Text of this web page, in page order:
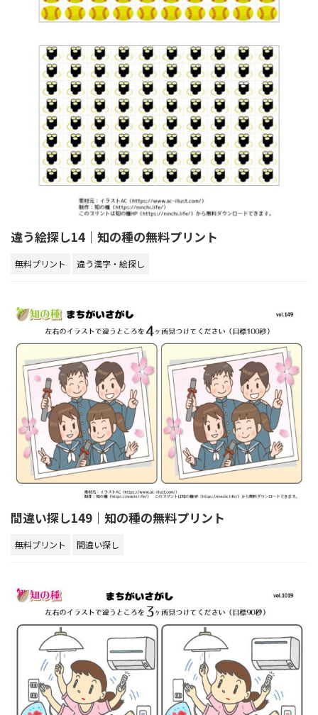
違う絵探し14｜知の種の無料プリント
無料プリント 違う漢字・絵探し
間違い探し149｜知の種の無料プリント
無料プリント 間違い探し